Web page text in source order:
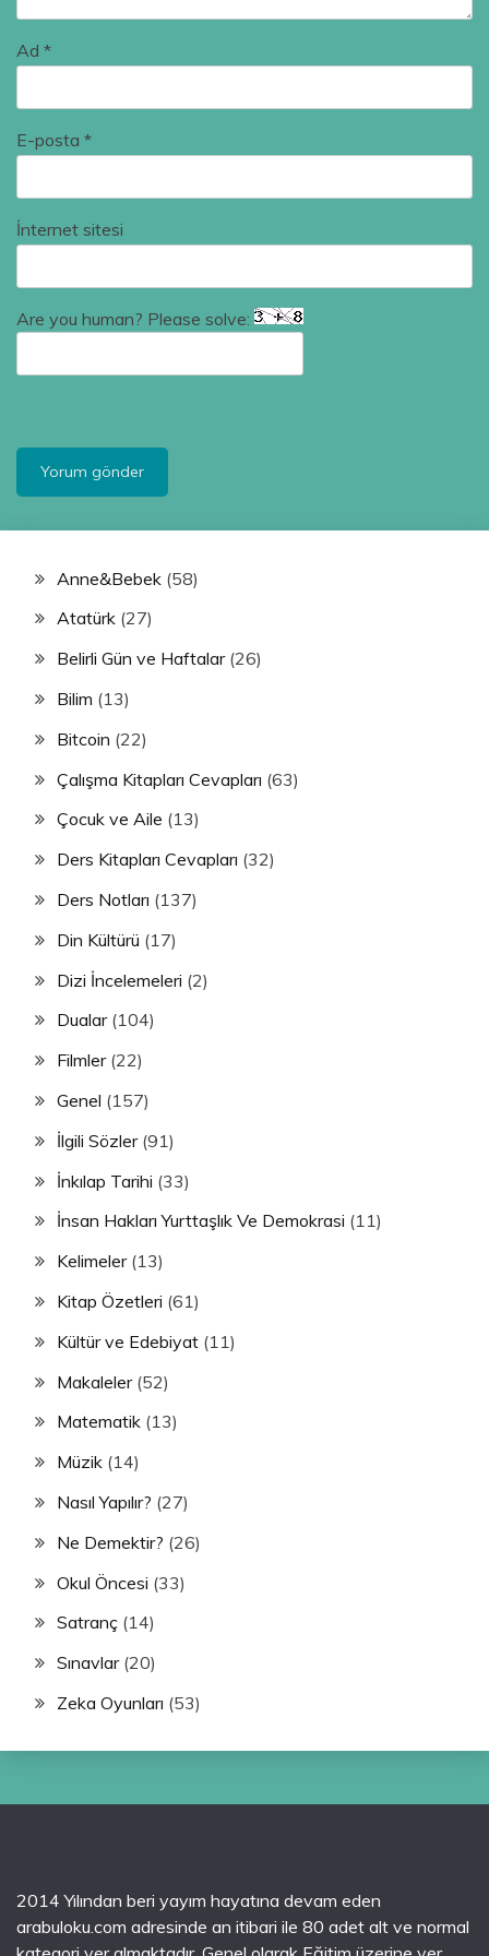
Ad *
E-posta *
İnternet sitesi
Are you human? Please solve:
Anne&Bebek (58)
Atatürk (27)
Belirli Gün ve Haftalar(26)
Bilim (13)
Bitcoin (22)
Çalışma Kitapları Cevapları (63)
Çocuk ve Aile (13)
Ders Kitapları Cevapları (32)
Ders Notları (137)
Din Kültürü (17)
Dizi İncelemeleri (2)
Dualar(104)
Filmler(22)
Genel (157)
İlgili Sözler(91)
İnkılap Tarihi (33)
İnsan Hakları Yurttaşlık Ve Demokrasi (11)
Kelimeler(13)
Kitap Özetleri (61)
Kültür ve Edebiyat (11)
Makaleler(52)
Matematik (13)
Müzik (14)
Nasıl Yapılır? (27)
Ne Demektir? (26)
Okul Öncesi (33)
Satranç (14)
Sınavlar(20)
Zeka Oyunları (53)
2014 Yılından beri yayım hayatına devam eden
arabuloku.com adresinde an itibari ile 80 adet alt ve normal